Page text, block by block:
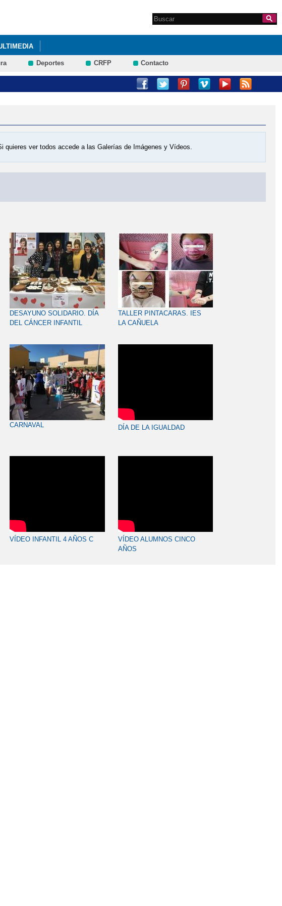
Formulario de
Search this site
Deportes CRFP Contacto
ver todos accede a las Galerías de Imágenes y Vídeos.
DESAYUNO SOLIDARIO. DÍA
DEL CÁNCER INFANTIL
TALLER PINTACARAS. IES
LA CAÑUELA
CARNAVAL DÍA DE LA IGUALDAD
VÍDEO INFANTIL 4 AÑOS C
VÍDEO ALUMNOS CINCO
AÑOS